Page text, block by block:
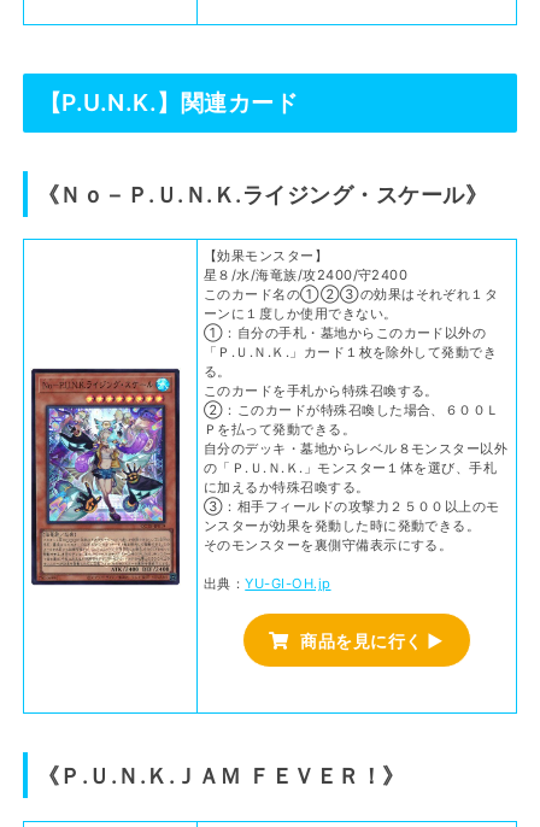
【P.U.N.K.】関連カード
《Ｎｏ－Ｐ.Ｕ.Ｎ.Ｋ.ライジング・スケール》
【効果モンスター】
星８/水/海竜族/攻2400/守2400
このカード名の①②③の効果はそれぞれ１タ
ーンに１度しか使用できない。
①：自分の手札・墓地からこのカード以外の
「Ｐ.Ｕ.Ｎ.Ｋ.」カード１枚を除外して発動でき
る。
このカードを手札から特殊召喚する。
②：このカードが特殊召喚した場合、６００Ｌ
Ｐを払って発動できる。
自分のデッキ・墓地からレベル８モンスター以外
の「Ｐ.Ｕ.Ｎ.Ｋ.」モンスター１体を選び、手札
に加えるか特殊召喚する。
③：相手フィールドの攻撃力２５００以上のモ
ンスターが効果を発動した時に発動できる。
そのモンスターを裏側守備表示にする。
出典：YU-GI-OH.jp
商品を見に行く ▶
《Ｐ.Ｕ.Ｎ.Ｋ.ＪＡＭ ＦＥＶＥＲ！》